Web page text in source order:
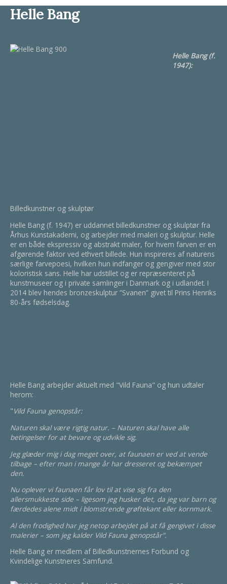
Helle Bang
Helle Bang (f.
1947):
Billedkunstner og skulptør
Helle Bang (f. 1947) er uddannet billedkunstner og skulptør fra
Århus Kunstakademi, og arbejder med maleri og skulptur. Helle
er en både ekspressiv og abstrakt maler, for hvem farven er en
afgørende faktor ved ethvert billede. Hun inspireres af naturens
særlige farvepoesi, hvilken hun indfanger og gengiver med stor
koloristisk sans. Helle har udstillet og er repræsenteret på
kunstmuseer og i private samlinger i Danmark og i udlandet. I
2014 blev hendes bronzeskulptur ”Svanen” givet til Prins Henriks
80-års fødselsdag.
Helle Bang arbejder aktuelt med "Vild Fauna" og hun udtaler
herom:
"Vild Fauna genopstår:
Naturen skal være rigtig natur. – Naturen skal have alle
betingelser for at bevare og udvikle sig.
Jeg glæder mig i dag meget over, at faunaen er ved at vende
tilbage – efter man i mange år har dresseret og bekæmpet
den.
Nu oplever vi faunaen får lov til at vise sig fra den
allersmukkeste side – ligesom jeg husker det, da jeg var barn og
færdedes alene midt i blomstrende grøftekant eller kornmark.
Al den frodighed har jeg netop arbejdet på at få gengivet i disse
malerier – som jeg kalder Vild Fauna genopstår".
Helle Bang er medlem af Billedkunstnernes Forbund og
Kvindelige Kunstneres Samfund.